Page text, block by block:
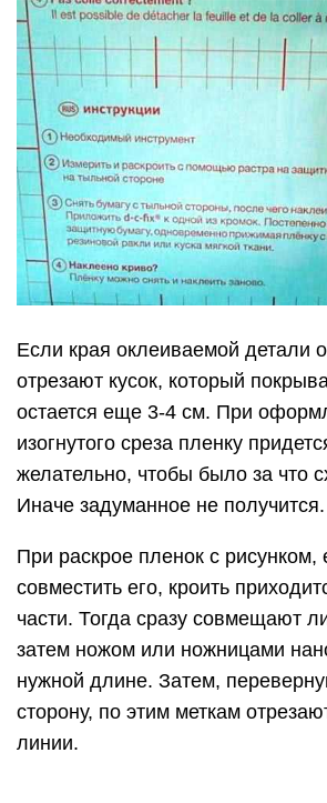
Если края оклеиваемой детали
отрезают кусок, который
остается еще 3-4 см. При
изогнутого среза пленку
желательно, чтобы было за что
Иначе задуманное не получится.
При раскрое пленок с рисунком,
совместить его, кроить
части. Тогда сразу совмещают
затем ножом или ножницами
нужной длине. Затем,
сторону, по этим меткам
линии.